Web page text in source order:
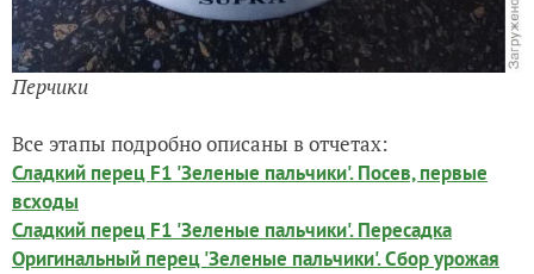
Перчики
Все этапы подробно описаны в отчетах:
Сладкий перец F1 'Зеленые пальчики'. Посев, первые
всходы
Сладкий перец F1 'Зеленые пальчики'. Пересадка
Оригинальный перец 'Зеленые пальчики'. Сбор урожая